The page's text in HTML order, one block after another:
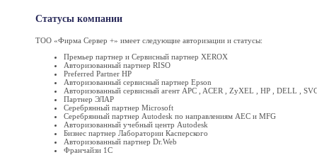
Статусы компании
ТОО «Фирма Сервер +» имеет следующие авторизации и статусы:
Премьер партнер и Сервисный партнер XEROX
Авторизованный партнер RISO
Preferred Partner HP
Авторизованный сервисный партнер Epson
Авторизованный сервисный агент APC , ACER , ZyXEL , HP , DELL ,
Партнер ЭЛАР
Серебрянный партнер Microsoft
Серебрянный партнер Autodesk по направлениям AEC и MFG
Авторизованный учебный центр Autodesk
Бизнес партнер Лаборатории Касперского
Авторизованный партнер Dr.Web
Франчайзи 1С